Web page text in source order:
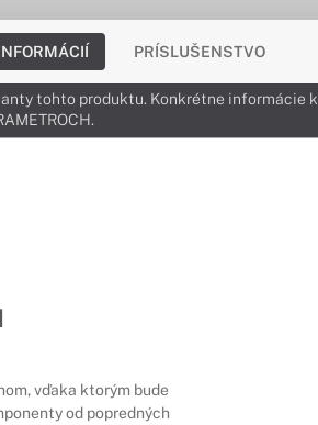
PRÍSLUŠENSTVO
tohto produktu. Konkrétne informácie k
vďaka ktorým bude
od popredných